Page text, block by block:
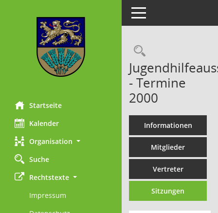
Startseite
Kalender
Organisation
Suche
Rechtstexte
Impressum
Toggle navigation
- Termine
2000
Informationen
Mitglieder
Vertreter
Sitzungen